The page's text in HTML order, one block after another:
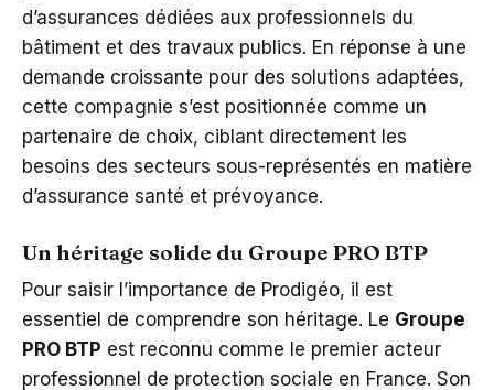
d’assurances dédiées aux professionnels du
bâtiment et des travaux publics. En réponse à une
demande croissante pour des solutions adaptées,
cette compagnie s’est positionnée comme un
partenaire de choix, ciblant directement les
besoins des secteurs sous-représentés en matière
d’assurance santé et prévoyance.
Un héritage solide du Groupe PRO BTP
Pour saisir l’importance de Prodigéo, il est
essentiel de comprendre son héritage. Le Groupe
PRO BTP est reconnu comme le premier acteur
professionnel de protection sociale en France. Son